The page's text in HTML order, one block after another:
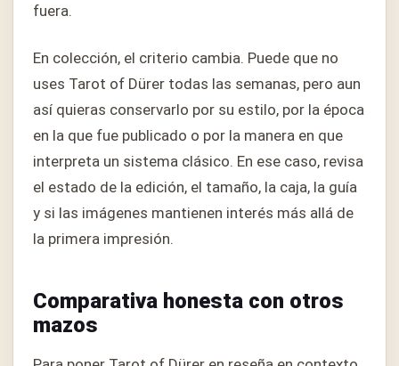
fuera.
En colección, el criterio cambia. Puede que no
uses Tarot of Dürer todas las semanas, pero aun
así quieras conservarlo por su estilo, por la época
en la que fue publicado o por la manera en que
interpreta un sistema clásico. En ese caso, revisa
el estado de la edición, el tamaño, la caja, la guía
y si las imágenes mantienen interés más allá de
la primera impresión.
Comparativa honesta con otros
mazos